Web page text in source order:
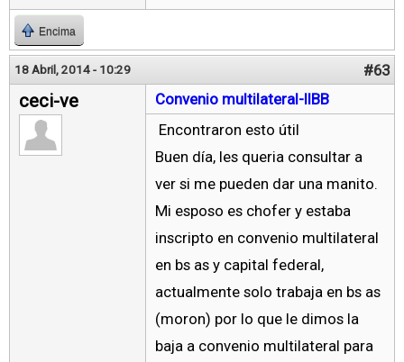
Encima
18 Abril, 2014 - 10:29 #63
ceci-ve
Convenio multilateral-IIBB
Encontraron esto útil
Buen día, les queria consultar a
ver si me pueden dar una manito.
Mi esposo es chofer y estaba
inscripto en convenio multilateral
en bs as y capital federal,
actualmente solo trabaja en bs as
(moron) por lo que le dimos la
baja a convenio multilateral para